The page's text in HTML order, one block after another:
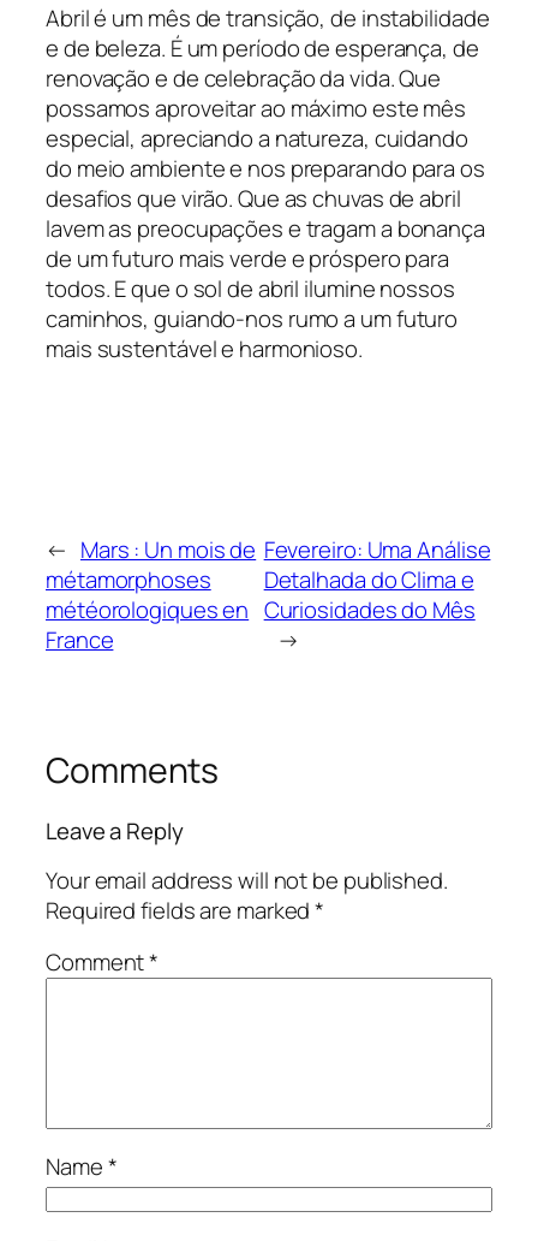
Abril é um mês de transição, de instabilidade
e de beleza. É um período de esperança, de
renovação e de celebração da vida. Que
possamos aproveitar ao máximo este mês
especial, apreciando a natureza, cuidando
do meio ambiente e nos preparando para os
desafios que virão. Que as chuvas de abril
lavem as preocupações e tragam a bonança
de um futuro mais verde e próspero para
todos. E que o sol de abril ilumine nossos
caminhos, guiando-nos rumo a um futuro
mais sustentável e harmonioso.
← Mars : Un mois de
métamorphoses
météorologiques en
France
Fevereiro: Uma Análise
Detalhada do Clima e
Curiosidades do Mês
→
Comments
Leave a Reply
Your email address will not be published.
Required fields are marked*
Comment*
Name*